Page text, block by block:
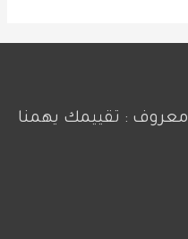
معروف : تقييمك يهمنا